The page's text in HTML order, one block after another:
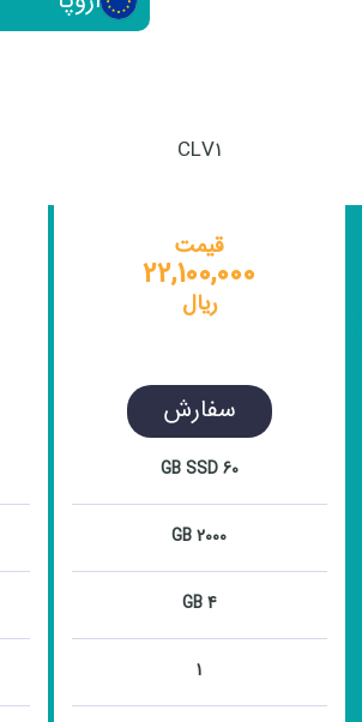
CLV1
قیمت
22,100,000
ریال
سفارش
60 GB SSD
2000 GB
4 GB
1